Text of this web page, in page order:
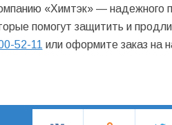
«Химтэк» — надежного
помогут защитить и
52-11 или оформите заказ на